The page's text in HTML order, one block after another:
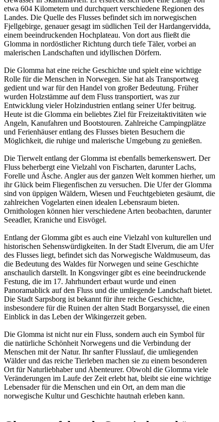
etwa 604 Kilometern und durchquert verschiedene Regionen des
Landes. Die Quelle des Flusses befindet sich im norwegischen
Fjellgebirge, genauer gesagt im südlichen Teil der Hardangervidda,
einem beeindruckenden Hochplateau. Von dort aus fließt die
Glomma in nordöstlicher Richtung durch tiefe Täler, vorbei an
malerischen Landschaften und idyllischen Dörfern.
Die Glomma hat eine reiche Geschichte und spielt eine wichtige
Rolle für die Menschen in Norwegen. Sie hat als Transportweg
gedient und war für den Handel von großer Bedeutung. Früher
wurden Holzstämme auf dem Fluss transportiert, was zur
Entwicklung vieler Holzindustrien entlang seiner Ufer beitrug.
Heute ist die Glomma ein beliebtes Ziel für Freizeitaktivitäten wie
Angeln, Kanufahren und Bootstouren. Zahlreiche Campingplätze
und Ferienhäuser entlang des Flusses bieten Besuchern die
Möglichkeit, die ruhige und malerische Umgebung zu genießen.
Die Tierwelt entlang der Glomma ist ebenfalls bemerkenswert. Der
Fluss beherbergt eine Vielzahl von Fischarten, darunter Lachs,
Forelle und Äsche. Angler aus der ganzen Welt kommen hierher, um
ihr Glück beim Fliegenfischen zu versuchen. Die Ufer der Glomma
sind von üppigen Wäldern, Wiesen und Feuchtgebieten gesäumt, die
zahlreichen Vogelarten einen idealen Lebensraum bieten.
Ornithologen können hier verschiedene Arten beobachten, darunter
Seeadler, Kraniche und Eisvögel.
Entlang der Glomma gibt es auch eine Vielzahl von kulturellen und
historischen Sehenswürdigkeiten. In der Stadt Elverum, die am Ufer
des Flusses liegt, befindet sich das Norwegische Waldmuseum, das
die Bedeutung des Waldes für Norwegen und seine Geschichte
anschaulich darstellt. In Kongsvinger gibt es eine beeindruckende
Festung, die im 17. Jahrhundert erbaut wurde und einen
Panoramablick auf den Fluss und die umliegende Landschaft bietet.
Die Stadt Sarpsborg ist bekannt für ihre reiche Geschichte,
insbesondere für die Ruinen der alten Stadt Borgarsyssel, die einen
Einblick in das Leben der Wikingerzeit geben.
Die Glomma ist nicht nur ein Fluss, sondern auch ein Symbol für
die natürliche Schönheit Norwegens und die Verbindung der
Menschen mit der Natur. Ihr sanfter Flusslauf, die umliegenden
Wälder und das reiche Tierleben machen sie zu einem besonderen
Ort für Naturliebhaber und Abenteurer. Obwohl die Glomma viele
Veränderungen im Laufe der Zeit erlebt hat, bleibt sie eine wichtige
Lebensader für die Menschen und ein Ort, an dem man die
norwegische Kultur und Geschichte hautnah erleben kann.